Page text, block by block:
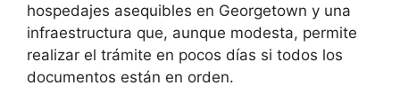
hospedajes asequibles en Georgetown y una
infraestructura que, aunque modesta, permite
realizar el trámite en pocos días si todos los
documentos están en orden.